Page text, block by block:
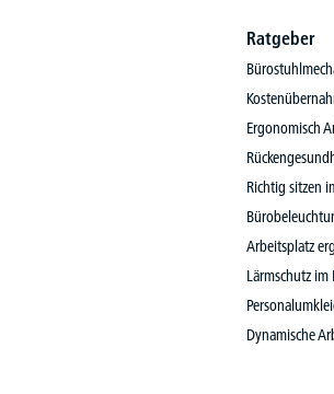
Ratgeber
Ergonomisch
Richtig sitzen
Arbeitsplatz
Lärmschutz im
Dynamische